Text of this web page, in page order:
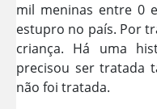
mil meninas entre 0
estupro no país. Por
criança. Há uma
precisou ser tratada
não foi tratada.